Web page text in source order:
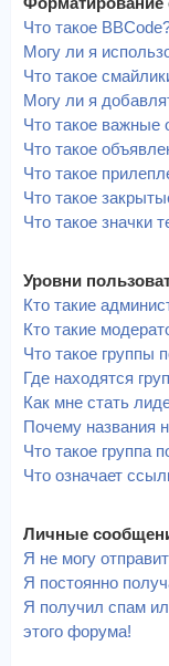
Что такое
Могу ли я
Что такое
Могу ли я
Что такое важные
Что такое
Что такое
Что такое
Что такое значки
Уровни
Кто такие
Кто такие
Что такое группы
Где находятся
Как мне стать
Почему названия
Что такое группа
Что означает
Личные
Я не могу
Я постоянно
Я получил спам
этого форума!